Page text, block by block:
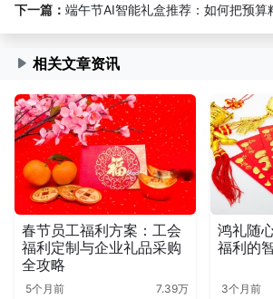
下一篇： 端午节AI智能礼盒推荐：如何把预算
相关文章资讯
春节员工福利方案：工会
福利定制与企业礼品采购
全攻略
5个月前 7.39万
鸿礼随
福利的
3个月前